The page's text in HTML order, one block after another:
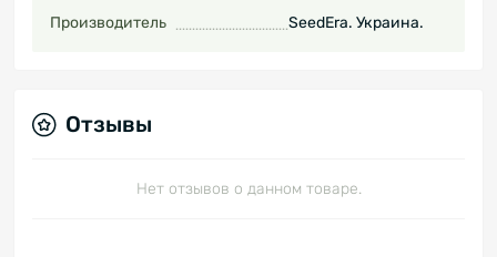
Производитель SeedEra. Украина.
Отзывы
Нет отзывов о данном товаре.